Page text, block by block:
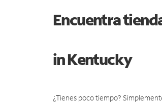
Encuentra
in Kentucky
¿Tienes poco tiempo?